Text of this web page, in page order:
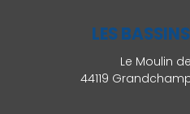
LES
Le Moulin
44119